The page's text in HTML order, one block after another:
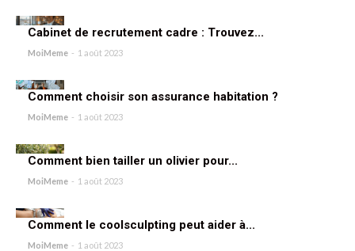
Cabinet de recrutement cadre : Trouvez...
MoiMeme - 1 août 2023
Comment choisir son assurance habitation ?
MoiMeme - 1 août 2023
Comment bien tailler un olivier pour...
MoiMeme - 1 août 2023
Comment le coolsculpting peut aider à...
MoiMeme - 1 août 2023